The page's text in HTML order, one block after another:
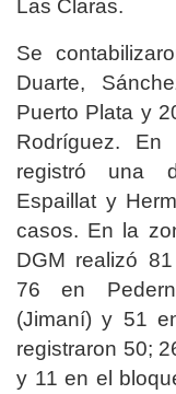
Las Claras.
Se
Duarte,
Puerto Plata y
Rodríguez.
registró una
Espaillat y
casos. En la
DGM realizó
76 en
(Jimaní) y 51
registraron 50;
y 11 en el